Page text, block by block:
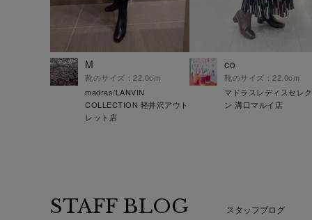
M
靴のサイズ：22.0cm
madras/LANVIN
COLLECTION 軽井沢アウト
レット店
co
靴のサイズ：22.0cm
マドラスレディスセレ
ン 溝口マルイ店
STAFF BLOG スタッフブログ